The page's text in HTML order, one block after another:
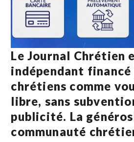
Le Journal Chrétien
indépendant financé
chrétiens comme
libre, sans
publicité. La
communauté